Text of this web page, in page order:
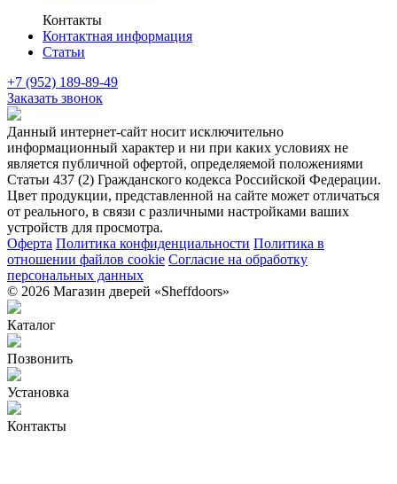
Контакты
Контактная информация
Статьи
+7 (952) 189-89-49
Заказать звонок
Данный интернет-сайт носит исключительно
информационный характер и ни при каких условиях не
является публичной офертой, определяемой положениями
Статьи 437 (2) Гражданского кодекса Российской Федерации.
Цвет продукции, представленной на сайте может отличаться
от реального, в связи с различными настройками ваших
устройств для просмотра.
Оферта Политика конфиденциальности Политика в
отношении файлов cookie Согласие на обработку
персональных данных
© 2026 Магазин дверей «Sheffdoors»
Каталог
Позвонить
Установка
Контакты